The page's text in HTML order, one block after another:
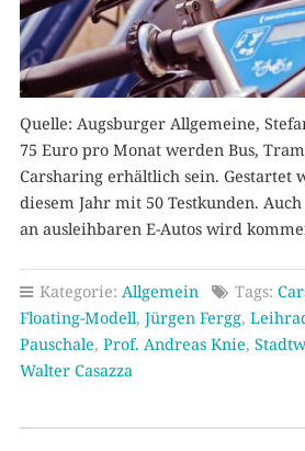
Quelle: Augsburger Allgemeine,
75 Euro pro Monat werden Bus,
Carsharing erhältlich sein. Gestartet
diesem Jahr mit 50 Testkunden.
an ausleihbaren E-Autos wird
Kategorie: Allgemein Tags:
Floating-Modell, Jürgen Fergg,
Pauschale, Prof. Andreas Knie,
Walter Casazza